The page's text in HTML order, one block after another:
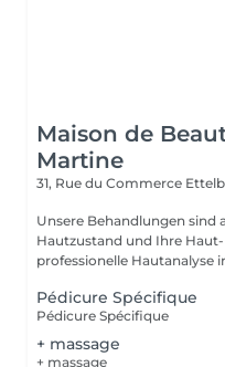
Maison de
Martine
31, Rue du Commerce
Unsere Behandlungen
Hautzustand und Ihre
professionelle Hautanalyse
Pédicure Spécifique
Pédicure Spécifique
+ massage
+ massage